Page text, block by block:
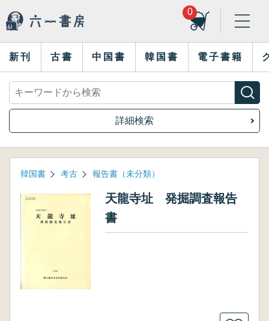
0
新刊 古書 中国書 韓国書 電子書籍
詳細検索
韓国書 考古 報告書（未分類）
天龍寺址 発掘調査報告
書